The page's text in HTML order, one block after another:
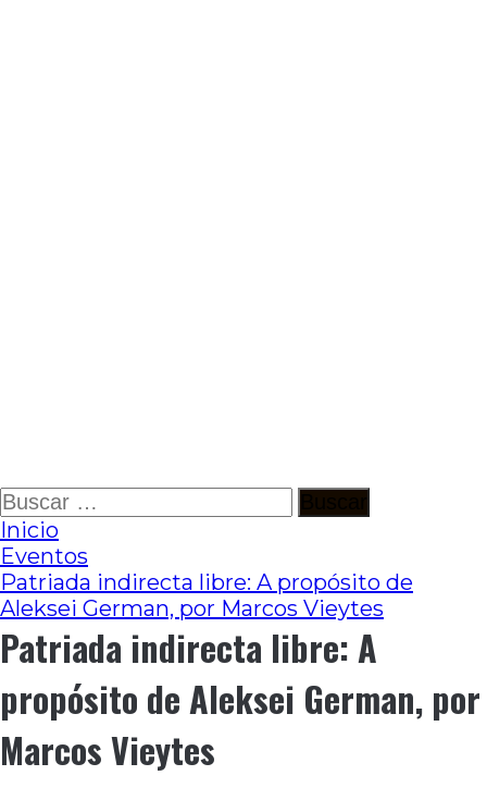
Ir
al
contenido
Buscar:
Inicio
Eventos
Patriada indirecta libre: A propósito de
Aleksei German, por Marcos Vieytes
Patriada indirecta libre: A
propósito de Aleksei German, por
Marcos Vieytes